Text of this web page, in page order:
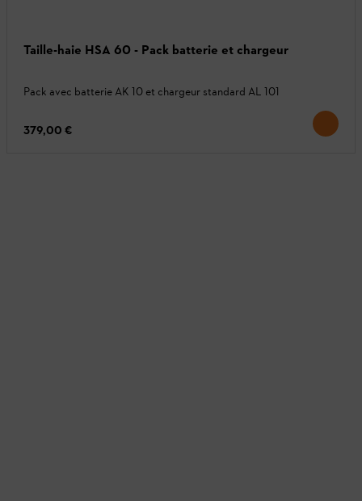
Taille-haie HSA 60 - Pack batterie et chargeur
Pack avec batterie AK 10 et chargeur standard AL 101
379,00 €